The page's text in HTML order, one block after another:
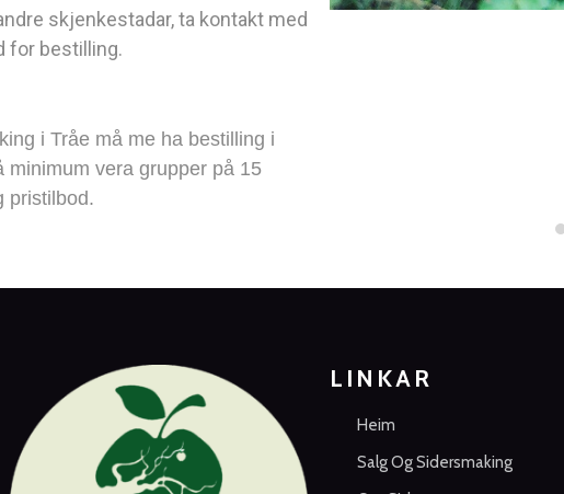
skjenkestadar, ta kontakt med
for bestilling.
i Tråe må me ha bestilling i
minimum vera grupper på 15
pristilbod.
LINKAR
Heim
Salg Og Sidersmaking